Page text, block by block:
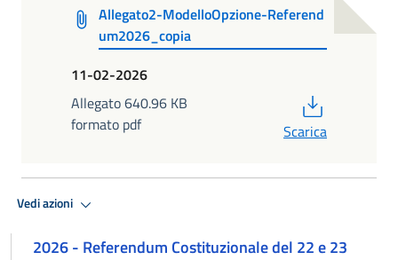
Allegato2-ModelloOpzione-Referend
um2026_copia
11-02-2026
Allegato 640.96 KB
formato pdf
Scarica
Vedi azioni
2026 - Referendum Costituzionale del 22 e 23